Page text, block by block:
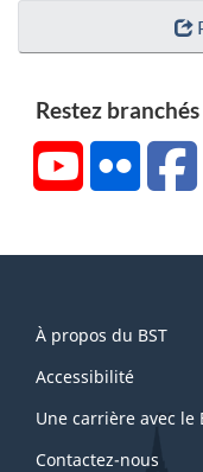
Restez branchés
YouTubeFlickr
this
site
À propos du BST
Accessibilité
Une carrière avec le
Contactez-nous